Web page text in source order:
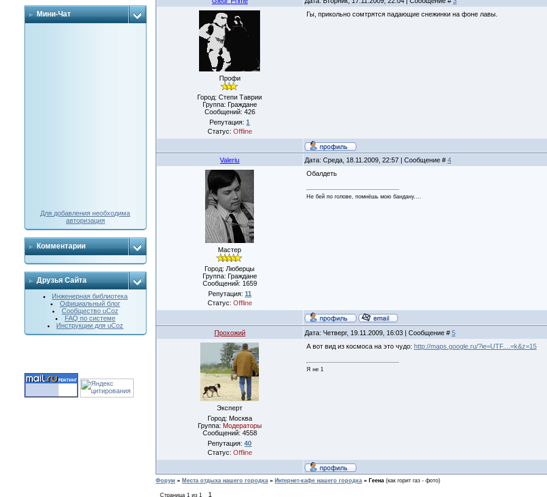
Мини-Чат
Для добавления необходима
авторизация
Комментарии
Друзья Сайта
Инженерная библиотека
Официальный блог
Сообщество uCoz
FAQ по системе
Инструкции для uCoz
Профи
Город: Степи Таврии
Группа: Граждане
Сообщений: 426
Репутация:1
Статус: Offline
Гы, прикольно сомтрятся падающие снежинки на фоне лавы.
Valeriu Дата: Среда, 18.11.2009, 22:57 | Сообщение # 4
Мастер
Город: Люберцы
Группа: Граждане
Сообщений: 1659
Репутация: 11
Статус: Offline
Обалдеть
Не бей по голове, помнёшь мою бандану....
Прохожий Дата: Четверг, 19.11.2009, 16:03 | Сообщение # 5
Эксперт
Город: Москва
Группа: Модераторы
Сообщений: 4558
Репутация:40
Статус: Offline
А вот вид из космоса на это чудо: http://maps.google.ru/?ie=UTF....=k&z=15
Я не 1
Форум » Места отдыха нашего городка » Интернет-кафе нашего городка » Геена (как горит газ - фото)
Страница 1 из 1 1